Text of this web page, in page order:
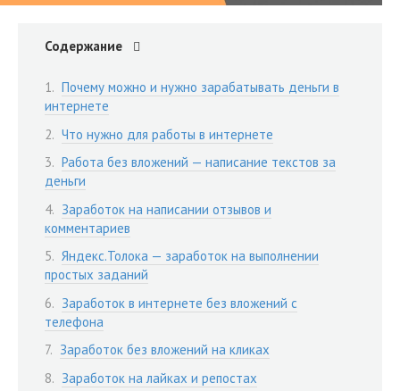
Содержание
Почему можно и нужно зарабатывать деньги в
интернете
Что нужно для работы в интернете
Работа без вложений — написание текстов за
деньги
Заработок на написании отзывов и
комментариев
Яндекс.Толока — заработок на выполнении
простых заданий
Заработок в интернете без вложений с
телефона
Заработок без вложений на кликах
Заработок на лайках и репостах